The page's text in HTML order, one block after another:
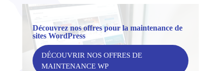
Découvrez nos offres pour la maintenance de
sites WordPress
DÉCOUVRIR NOS OFFRES DE
MAINTENANCE WP